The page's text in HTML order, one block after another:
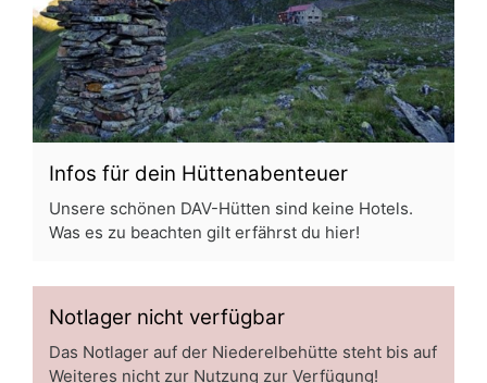
Infos für dein Hüttenabenteuer
Unsere schönen DAV-Hütten sind keine Hotels.
Was es zu beachten gilt erfährst du hier!
Notlager nicht verfügbar
Das Notlager auf der Niederelbehütte steht bis auf
Weiteres nicht zur Nutzung zur Verfügung!